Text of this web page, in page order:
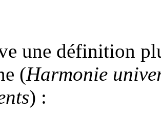
une définition
(Harmonie
) :